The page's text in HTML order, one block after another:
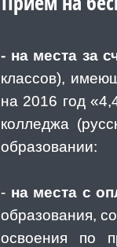
- на места за
классов),
на 2016 год
колледжа
образовании:
- на места с
образования,
освоения по